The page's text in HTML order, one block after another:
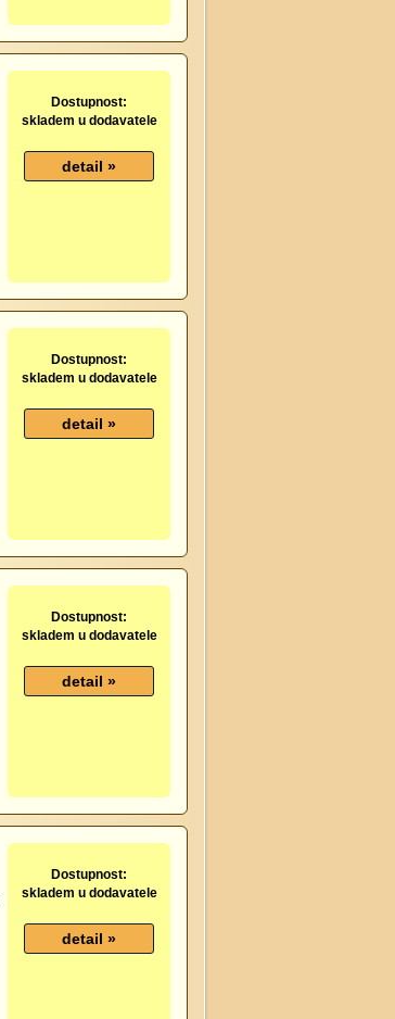
Dostupnost:
skladem u dodavatele
Dostupnost:
skladem u dodavatele
Dostupnost:
skladem u dodavatele
Dostupnost:
skladem u dodavatele